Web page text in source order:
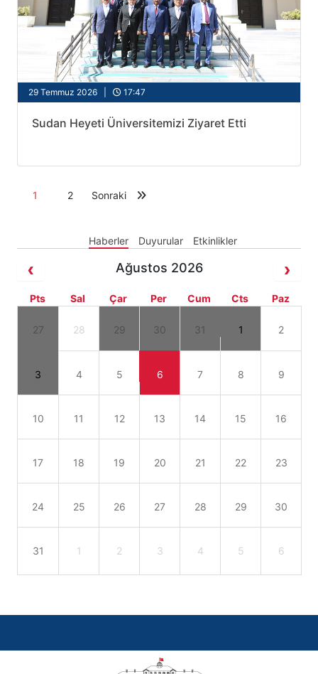
29 Temmuz 2026 | 17:47
Sudan Heyeti Üniversitemizi Ziyaret Etti
1 2 Sonraki
Haberler Duyurular Etkinlikler
Ağustos 2026
Pts Sal Çar Per Cum Cts Paz
27 28 29 30 31 1 2
3 4 5 6 7 8 9
10 11 12 13 14 15 16
17 18 19 20 21 22 23
24 25 26 27 28 29 30
31 1 2 3 4 5 6